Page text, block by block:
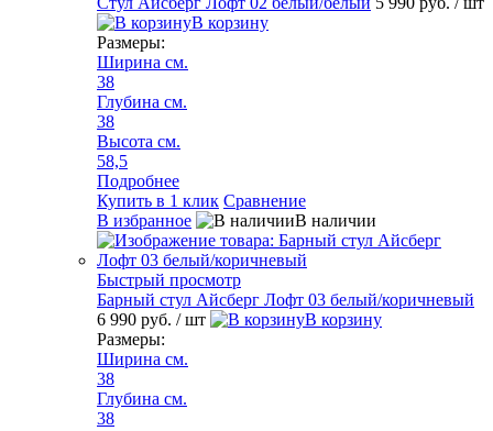
В корзину
Размеры:
Ширина см.
38
Глубина см.
38
Высота см.
58,5
Подробнее
Купить в 1 клик Сравнение
В избранное
В наличии
Быстрый просмотр
Барный стул Айсберг Лофт 03 белый/коричневый
6 990 руб. / шт
В корзину
Размеры:
Ширина см.
38
Глубина см.
38